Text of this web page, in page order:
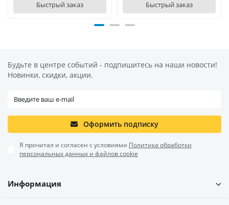
Быстрый заказ Быстрый заказ
Будьте в центре событий - подпишитесь на наши новости!
Новинки, скидки, акции.
Оформить подписку
Я прочитал и согласен с условиями Политика обработки
персональных данных и файлов cookie
Информация